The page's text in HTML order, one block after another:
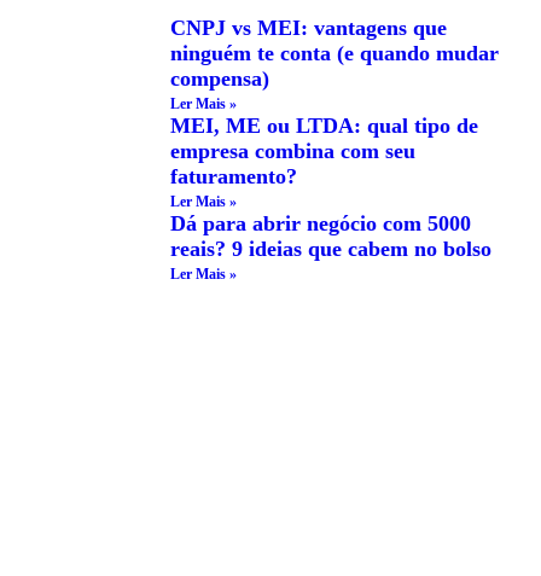
CNPJ vs MEI: vantagens que
ninguém te conta (e quando mudar
compensa)
Ler Mais »
MEI, ME ou LTDA: qual tipo de
empresa combina com seu
faturamento?
Ler Mais »
Dá para abrir negócio com 5000
reais? 9 ideias que cabem no bolso
Ler Mais »